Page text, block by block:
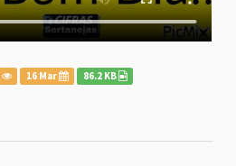
16 Mar 86.2 KB